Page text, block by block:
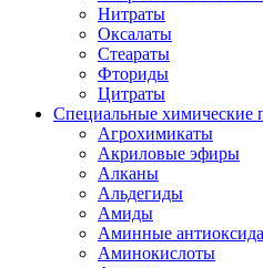
Нитраты
Оксалаты
Стеараты
Фториды
Цитраты
Специальные химические
Агрохимикаты
Акриловые эфиры
Алканы
Альдегиды
Амиды
Аминные
Аминокислоты